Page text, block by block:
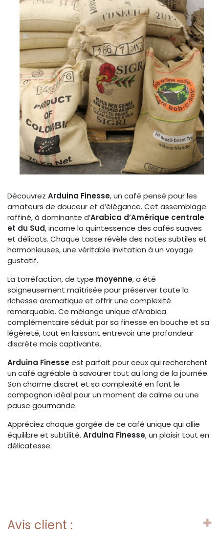
Découvrez Arduina Finesse, un café pensé pour les
amateurs de douceur et d’élégance. Cet assemblage
raffiné, à dominante d’Arabica d’Amérique centrale
et du Sud, incarne la quintessence des cafés suaves
et délicats. Chaque tasse révèle des notes subtiles et
harmonieuses, une véritable invitation à un voyage
gustatif.
La torréfaction, de type moyenne, a été
soigneusement maîtrisée pour préserver toute la
richesse aromatique et offrir une complexité
remarquable. Ce mélange unique d’Arabica
complémentaire séduit par sa finesse en bouche et sa
légèreté, tout en laissant entrevoir une profondeur
discrète mais captivante.
Arduina Finesseest parfait pour ceux qui recherchent
un café agréable à savourer tout au long de la journée.
Son charme discret et sa complexité en font le
compagnon idéal pour un moment de calme ou une
pause gourmande.
Appréciez chaque gorgée de ce café unique qui allie
équilibre et subtilité. Arduina Finesse, un plaisir tout en
délicatesse.
Avis client :